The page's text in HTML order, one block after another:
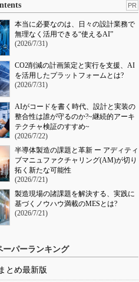
PR
本当に必要なのは、日々の設計業務で
無理なく活用できる“使えるAI”
(2026/7/31)
CO2削減の計画策定と実行を支援、AI
を活用したプラットフォームとは?
(2026/7/31)
AIがコードを書く時代、設計と実装の
整合性は誰が守るのか?~継続的アーキ
テクチャ検証のすすめ~
(2026/7/22)
半導体製造の課題と革新 ー アディティ
ブマニュファクチャリング(AM)が切り
拓く新たな可能性
(2026/7/21)
製造現場の諸課題を解決する、実践に
基づくノウハウ満載のMESとは?
(2026/7/21)
ーパーランキング
とめ最新版